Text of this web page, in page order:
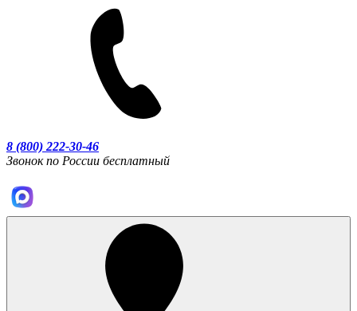
8 (800) 222-30-46
Звонок по России бесплатный